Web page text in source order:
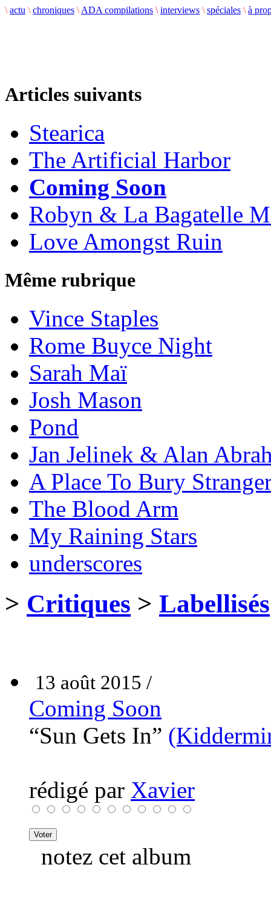
\ actu \ chroniques \ ADA compilations \ interviews \ spéciales \ à
Articles suivants
Stearica
The Artificial Harbor
Coming Soon
Robyn & La Bagatelle
Love Amongst Ruin
Même rubrique
Vince Staples
Rome Buyce Night
Sarah Maï
Josh Mason
Pond
Jan Jelinek & Alan
A Place To Bury
The Blood Arm
My Raining Stars
underscores
> Critiques > Labellisés
13 août 2015 /
Coming Soon
“Sun Gets In”
rédigé par Xavier
notez cet album